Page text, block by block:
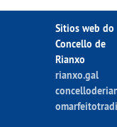
Sitios web do
Concello de
Rianxo
rianxo.gal